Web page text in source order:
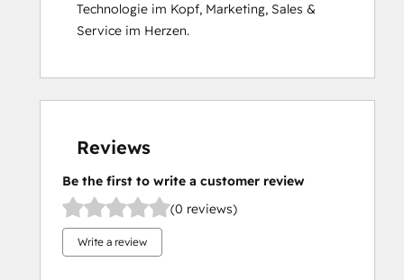
Technologie im Kopf, Marketing, Sales &
Service im Herzen.
Reviews
Be the first to write a customer review
(0 reviews)
Write a review